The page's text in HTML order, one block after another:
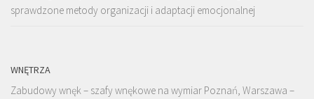
sprawdzone metody organizacji i adaptacji emocjonalnej
WNĘTRZA
Zabudowy wnęk – szafy wnękowe na wymiar Poznań, Warszawa –